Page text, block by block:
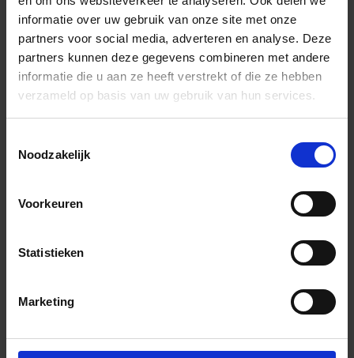
informatie over uw gebruik van onze site met onze
partners voor social media, adverteren en analyse. Deze
partners kunnen deze gegevens combineren met andere
informatie die u aan ze heeft verstrekt of die ze hebben
verzameld op basis van uw gebruik van hun services.
Noodzakelijk
Voorkeuren
Statistieken
Marketing
EKSN300G Bewegingsvoegprofiel
EKSN80G Bewegingsvoegprofiel
EKSN80G/V4A Bewegingsvoegprofiel G
Bewegingsvoegprofiel